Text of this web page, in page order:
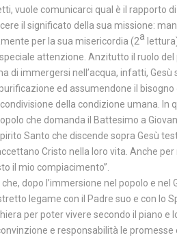
vuole comunicarci qual è il rapporto
il significato della sua missione:
per la sua misericordia (2a
attenzione. Anzitutto il ruolo
di immergersi nell’acqua, infatti,
ed assumendone il
della condizione umana.
che domanda il Battesimo a
Santo che discende sopra Gesù
Cristo nella loro vita. Anche
il mio compiacimento”.
dopo l’immersione nel popolo e nel
legame con il Padre suo e con lo
per poter vivere secondo il piano e
e responsabilità le